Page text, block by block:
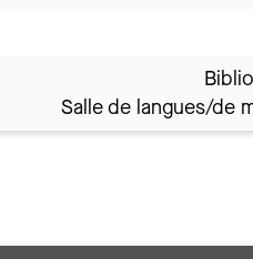
Salle de langues/de